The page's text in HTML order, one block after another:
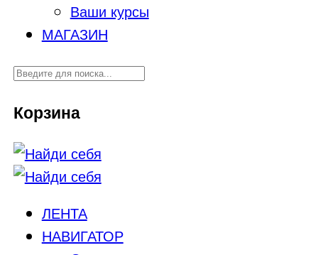
Ваши курсы
МАГАЗИН
Корзина
ЛЕНТА
НАВИГАТОР